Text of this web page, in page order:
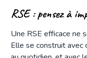
RSE : pensez à
Une RSE efficace ne
Elle se construit avec